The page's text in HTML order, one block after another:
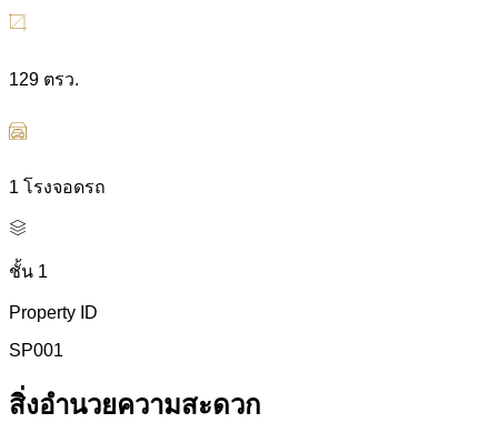
129 ตรว.
1 โรงจอดรถ
ชั้น 1
Property ID
SP001
สิ่งอำนวยความสะดวก